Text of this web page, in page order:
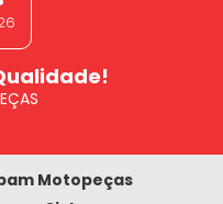
Motopeças